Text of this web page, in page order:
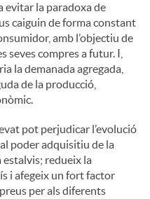
evitar la paradoxa de
caiguin de forma constant
amb l’objectiu de
seves compres a futur. I,
la demanada agregada,
de la producció,
pot perjudicar l’evolució
poder adquisitiu de la
estalvis; redueix la
i afegeix un fort factor
per als diferents